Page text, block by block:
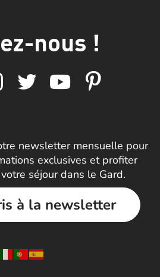
nous !
newsletter mensuelle pour
exclusives et profiter
séjour dans le Gard.
à la newsletter